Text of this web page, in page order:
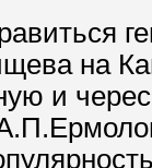
на
и